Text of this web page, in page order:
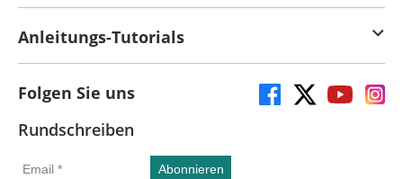
Anleitungs-Tutorials
Folgen Sie uns
Rundschreiben